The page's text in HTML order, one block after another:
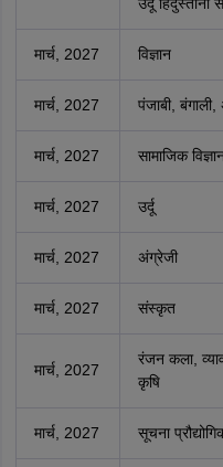
मार्च, 2027 विज्ञान
मार्च, 2027 पंजाबी,
मार्च, 2027 सामाजिक
मार्च, 2027 उर्दू
मार्च, 2027 अंग्रेजी
मार्च, 2027 संस्कृत
मार्च, 2027
रंजन कला,
कृषि
मार्च, 2027 सूचना